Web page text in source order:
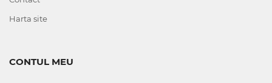
Harta site
CONTUL MEU